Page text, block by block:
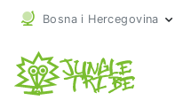
Bosna i Hercegovina